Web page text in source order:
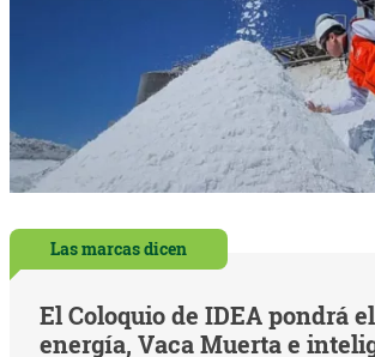
Las marcas dicen
El Coloquio de IDEA pondrá
energía, Vaca Muerta e